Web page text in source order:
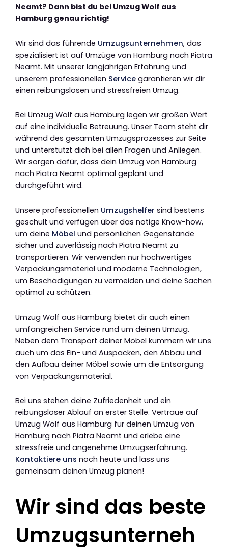
Neamt? Dann bist du bei Umzug Wolf aus
Hamburg genau richtig!
Wir sind das führende Umzugsunternehmen, das
spezialisiert ist auf Umzüge von Hamburg nach Piatra
Neamt. Mit unserer langjährigen Erfahrung und
unserem professionellen Service garantieren wir dir
einen reibungslosen und stressfreien Umzug.
Bei Umzug Wolf aus Hamburg legen wir großen Wert
auf eine individuelle Betreuung. Unser Team steht dir
während des gesamten Umzugsprozesses zur Seite
und unterstützt dich bei allen Fragen und Anliegen.
Wir sorgen dafür, dass dein Umzug von Hamburg
nach Piatra Neamt optimal geplant und
durchgeführt wird.
Unsere professionellen Umzugshelfer sind bestens
geschult und verfügen über das nötige Know-how,
um deine Möbel und persönlichen Gegenstände
sicher und zuverlässig nach Piatra Neamt zu
transportieren. Wir verwenden nur hochwertiges
Verpackungsmaterial und moderne Technologien,
um Beschädigungen zu vermeiden und deine Sachen
optimal zu schützen.
Umzug Wolf aus Hamburg bietet dir auch einen
umfangreichen Service rund um deinen Umzug.
Neben dem Transport deiner Möbel kümmern wir uns
auch um das Ein- und Auspacken, den Abbau und
den Aufbau deiner Möbel sowie um die Entsorgung
von Verpackungsmaterial.
Bei uns stehen deine Zufriedenheit und ein
reibungsloser Ablauf an erster Stelle. Vertraue auf
Umzug Wolf aus Hamburg für deinen Umzug von
Hamburg nach Piatra Neamt und erlebe eine
stressfreie und angenehme Umzugserfahrung.
Kontaktiere uns noch heute und lass uns
gemeinsam deinen Umzug planen!
Wir sind das beste
Umzugsunterneh